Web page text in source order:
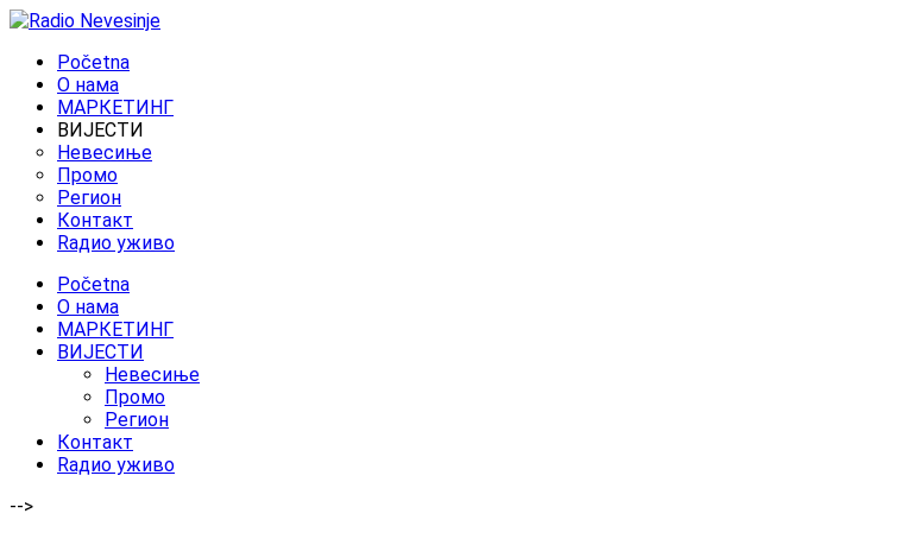
Početna
O нама
МАРКЕТИНГ
ВИЈЕСТИ
Невесиње
Промо
Регион
Контакт
Rадио уживо
Početna
O нама
МАРКЕТИНГ
ВИЈЕСТИ
Невесиње
Промо
Регион
Контакт
Rадио уживо
-->